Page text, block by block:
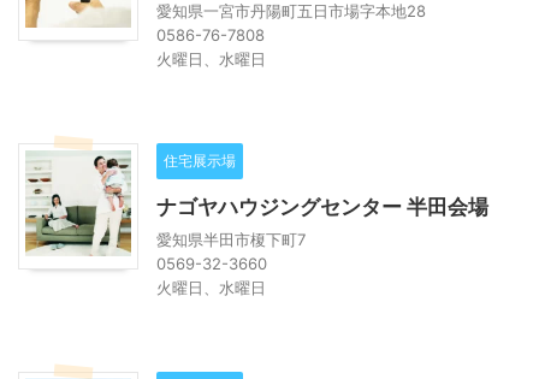
愛知県一宮市丹陽町五日市場字本地28
0586-76-7808
火曜日、水曜日
住宅展示場
ナゴヤハウジングセンター 半田会場
愛知県半田市榎下町7
0569-32-3660
火曜日、水曜日